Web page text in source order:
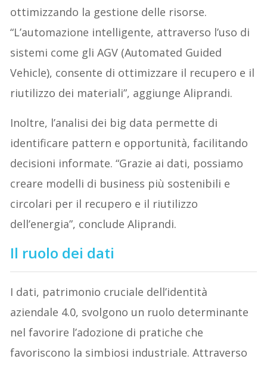
ottimizzando la gestione delle risorse.
“L’automazione intelligente, attraverso l’uso di
sistemi come gli AGV (Automated Guided
Vehicle), consente di ottimizzare il recupero e il
riutilizzo dei materiali”, aggiunge Aliprandi.
Inoltre, l’analisi dei big data permette di
identificare pattern e opportunità, facilitando
decisioni informate. “Grazie ai dati, possiamo
creare modelli di business più sostenibili e
circolari per il recupero e il riutilizzo
dell’energia”, conclude Aliprandi.
Il ruolo dei dati
I dati, patrimonio cruciale dell’identità
aziendale 4.0, svolgono un ruolo determinante
nel favorire l’adozione di pratiche che
favoriscono la simbiosi industriale. Attraverso